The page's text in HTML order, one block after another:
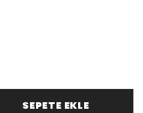
SEPETE EKLE